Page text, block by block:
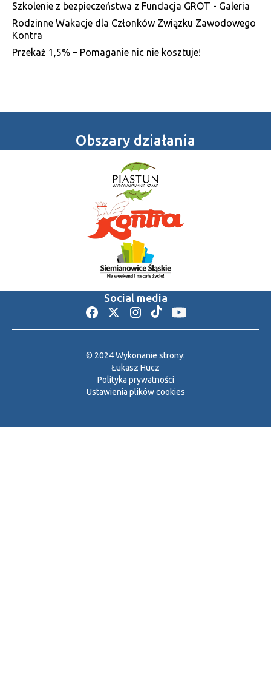
Szkolenie z bezpieczeństwa z Fundacja GROT - Galeria
Rodzinne Wakacje dla Członków Związku Zawodowego
Kontra
Przekaż 1,5% – Pomaganie nic nie kosztuje!
Obszary działania
Social media
© 2024 Wykonanie strony:
Łukasz Hucz
Polityka prywatności
Ustawienia plików cookies